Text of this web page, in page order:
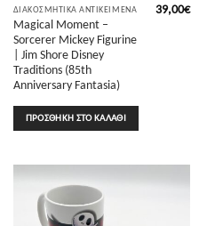
ΔΙΑΚΟΣΜΗΤΙΚΆ ΑΝΤΙΚΕΊΜΕΝΑ
Magical Moment –
Sorcerer Mickey Figurine
| Jim Shore Disney
Traditions (85th
Anniversary Fantasia)
39,00€
ΠΡΟΣΘΉΚΗ ΣΤΟ ΚΑΛΆΘΙ